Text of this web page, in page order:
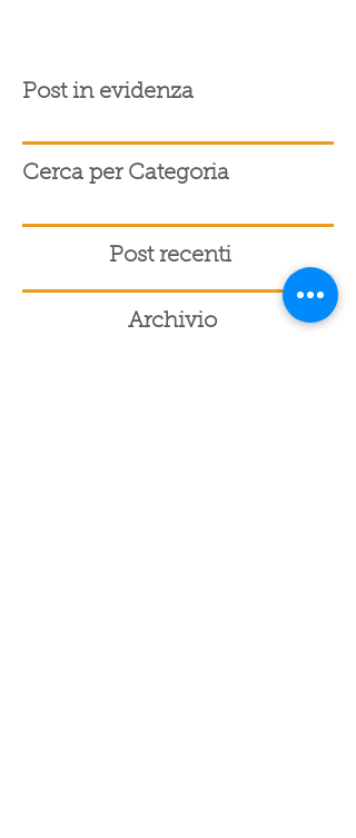
Post in evidenza
Cerca per Categoria
Post recenti
Archivio